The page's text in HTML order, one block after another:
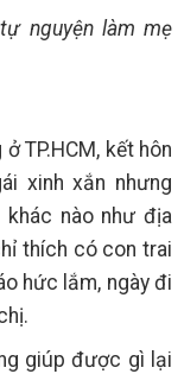
nguyện làm mẹ
TP.HCM, kết hôn
xinh xắn nhưng
nào như địa
thích có con trai
hức lắm, ngày đi
giúp được gì lại